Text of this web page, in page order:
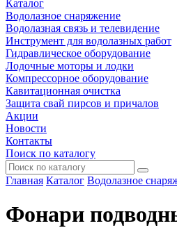
Каталог
Водолазное снаряжение
Водолазная связь и телевидение
Инструмент для водолазных работ
Гидравлическое оборудование
Лодочные моторы и лодки
Компрессорное оборудование
Кавитационная очистка
Защита свай пирсов и причалов
Акции
Новости
Контакты
Поиск по каталогу
Главная Каталог Водолазное
Фонари